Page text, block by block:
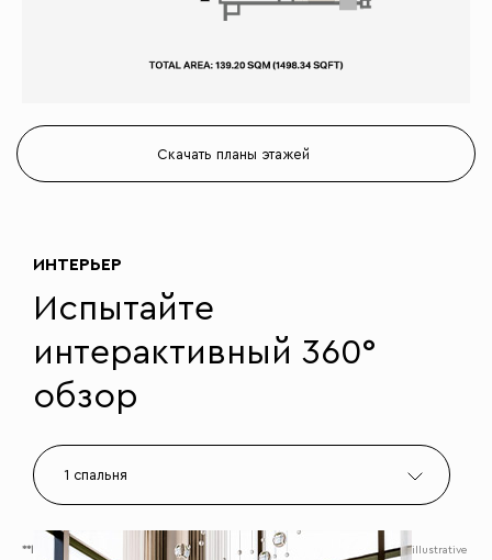
Скачать планы этажей
ИНТЕРЬЕР
Испытайте
интерактивный 360°
обзор
1 спальня
**Disclaimer:The interior and exterior finishes displayed in this tool\are for illustrative